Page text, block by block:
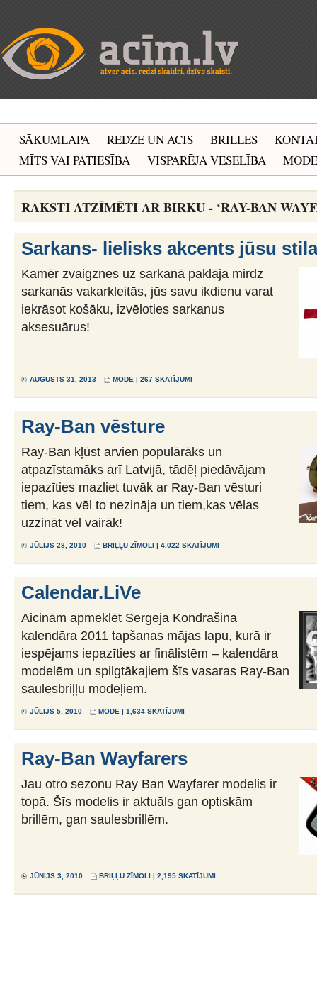
SĀKUMLAPA REDZE UN ACIS BRILLES
MĪTS VAI PATIESĪBA
VISPĀRĒJĀ VESELĪBA MODE
RAKSTI ATZĪMĒTI AR BIRKU - ‘RAY-BAN
Sarkans- lielisks akcents jūsu
Kamēr zvaigznes uz sarkanā paklāja mirdz
sarkanās vakarkleitās, jūs savu ikdienu varat
iekrāsot košāku, izvēloties sarkanus
aksesuārus!
AUGUSTS 31, 2013 MODE | 267 SKATĪJUMI
Ray-Ban vēsture
Ray-Ban kļūst arvien populārāks un
atpazīstamāks arī Latvijā, tādēļ piedāvājam
iepazīties mazliet tuvāk ar Ray-Ban vēsturi
tiem, kas vēl to nezināja un tiem,kas vēlas
uzzināt vēl vairāk!
JŪLIJS 28, 2010 BRIĻĻU ZĪMOLI | 4,022 SKATĪJUMI
Calendar.LiVe
Aicinām apmeklēt Sergeja Kondrašina
kalendāra 2011 tapšanas mājas lapu, kurā ir
iespējams iepazīties ar finālistēm – kalendāra
modelēm un spilgtākajiem šīs vasaras Ray-Ban
saulesbriļļu modeļiem.
JŪLIJS 5, 2010 MODE | 1,634 SKATĪJUMI
Ray-Ban Wayfarers
Jau otro sezonu Ray Ban Wayfarer modelis ir
topā. Šīs modelis ir aktuāls gan optiskām
brillēm, gan saulesbrillēm.
JŪNIJS 3, 2010 BRIĻĻU ZĪMOLI | 2,195 SKATĪJUMI